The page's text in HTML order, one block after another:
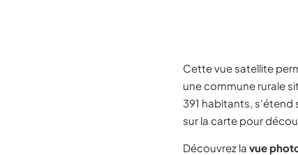
Cette vue satellite
une commune rurale
391 habitants, s'étend
sur la carte pour
Découvrez la vue